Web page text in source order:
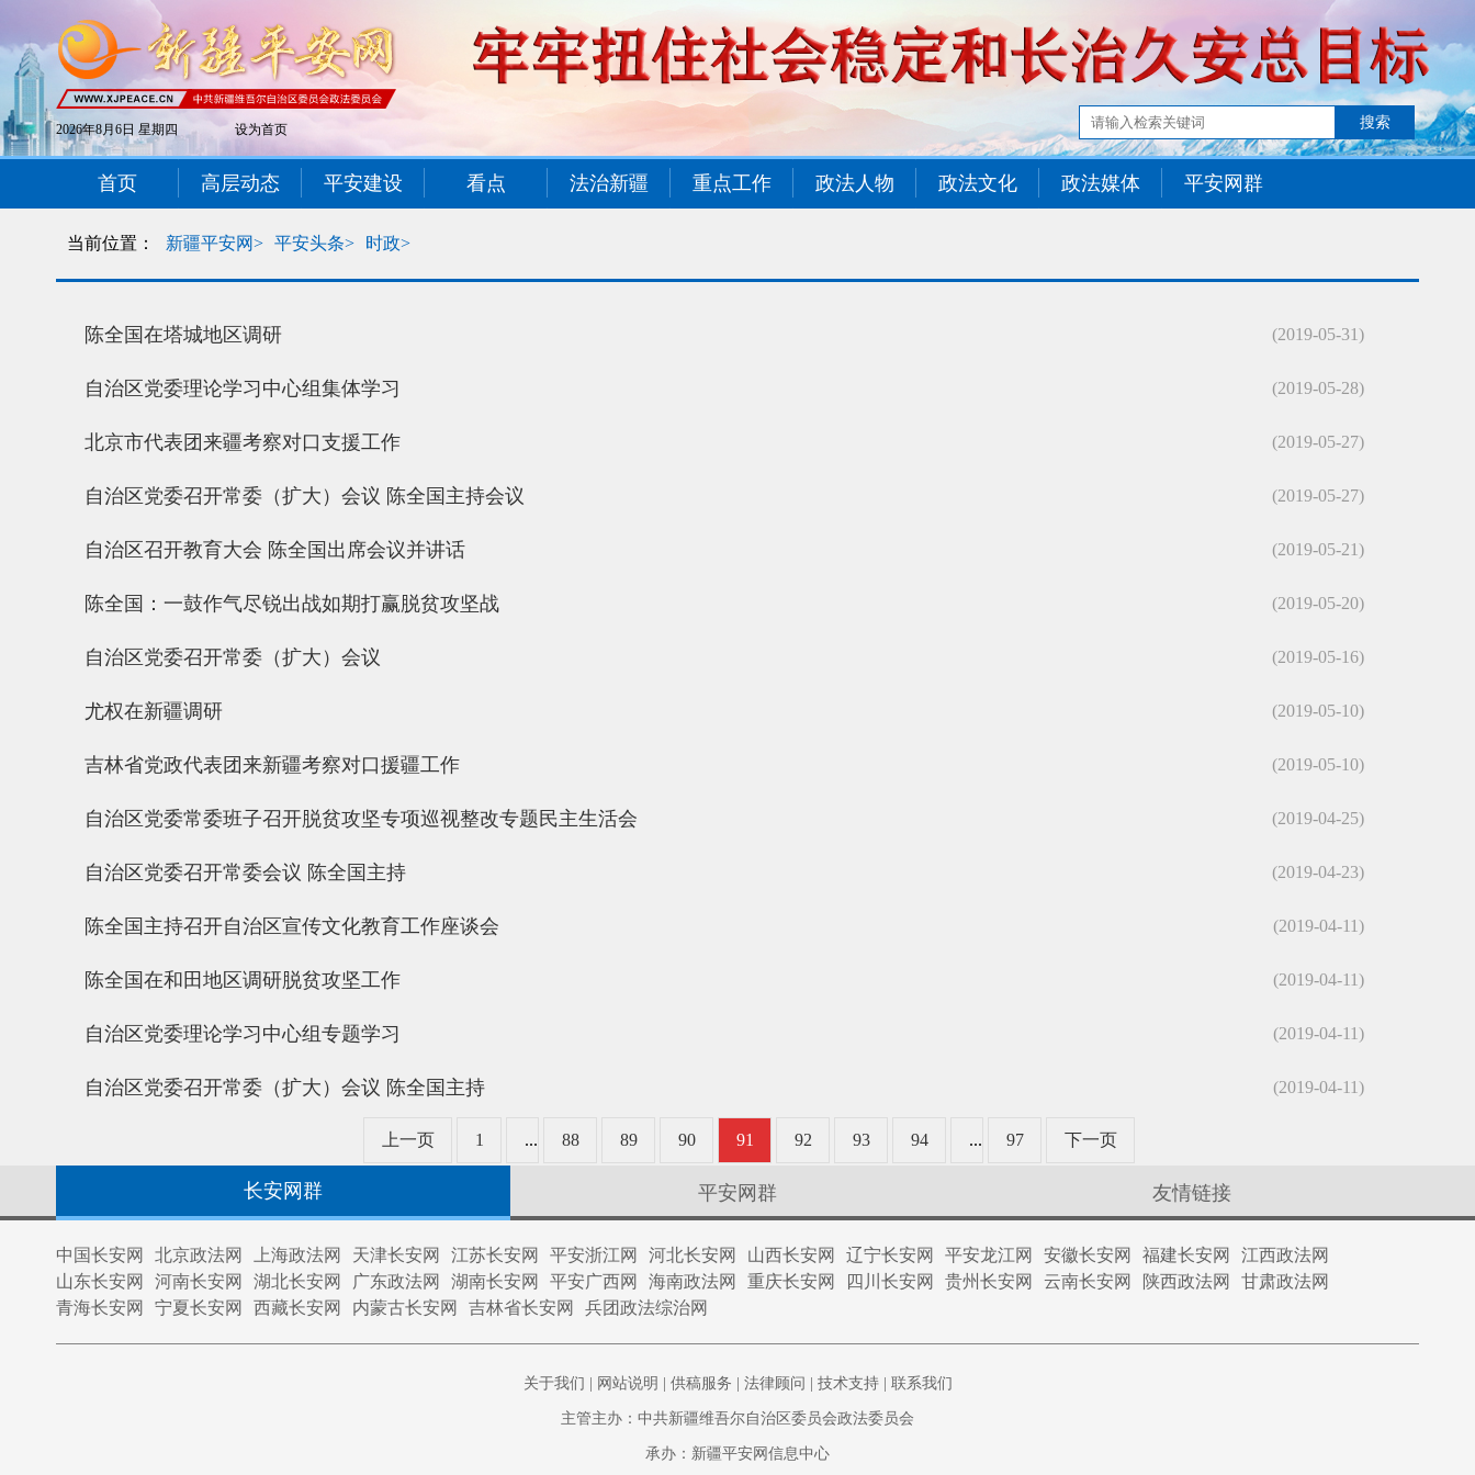
2026年8月6日 星期四 设为首页
首页 高层动态 平安建设 看点 法治新疆 重点工作 政法人物 政法文化 政法媒体 平安网群
当前位置： 新疆平安网> 平安头条> 时政>
陈全国在塔城地区调研 (2019-05-31)
自治区党委理论学习中心组集体学习 (2019-05-28)
北京市代表团来疆考察对口支援工作 (2019-05-27)
自治区党委召开常委（扩大）会议 陈全国主持会议 (2019-05-27)
自治区召开教育大会 陈全国出席会议并讲话 (2019-05-21)
陈全国：一鼓作气尽锐出战如期打赢脱贫攻坚战 (2019-05-20)
自治区党委召开常委（扩大）会议 (2019-05-16)
尤权在新疆调研 (2019-05-10)
吉林省党政代表团来新疆考察对口援疆工作 (2019-05-10)
自治区党委常委班子召开脱贫攻坚专项巡视整改专题民主生活会 (2019-04-25)
自治区党委召开常委会议 陈全国主持 (2019-04-23)
陈全国主持召开自治区宣传文化教育工作座谈会 (2019-04-11)
陈全国在和田地区调研脱贫攻坚工作 (2019-04-11)
自治区党委理论学习中心组专题学习 (2019-04-11)
自治区党委召开常委（扩大）会议 陈全国主持 (2019-04-11)
上一页 1 ... 88 89 90 91 92 93 94 ... 97 下一页
长安网群
中国长安网 北京政法网 上海政法网 天津长安网 江苏长安网 平安浙江网 河北长安网 山西长安网 辽宁长安网 平安龙江网 安徽长安网 福建长安网
江西政法网
山东长安网
河南长安网 湖北长安网 广东政法网 湖南长安网 平安广西网 海南政法网 重庆长安网 四川长安网 贵州长安网 云南长安网 陕西政法网
甘肃政法网
青海长安网
宁夏长安网 西藏长安网 内蒙古长安网 吉林省长安网 兵团政法综治网
平安网群 友情链接
关于我们 网站说明 供稿服务 法律顾问 技术支持| 联系我们
主管主办：中共新疆维吾尔自治区委员会政法委员会
承办：新疆平安网信息中心